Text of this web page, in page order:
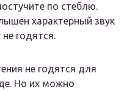
по стеблю.
характерный звук
годятся.
не годятся для
Но их можно